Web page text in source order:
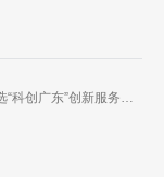
下一篇：入选“科创广东”创新服务站｜公海贵宾会电气：创新驱动发展，科技赋能未来